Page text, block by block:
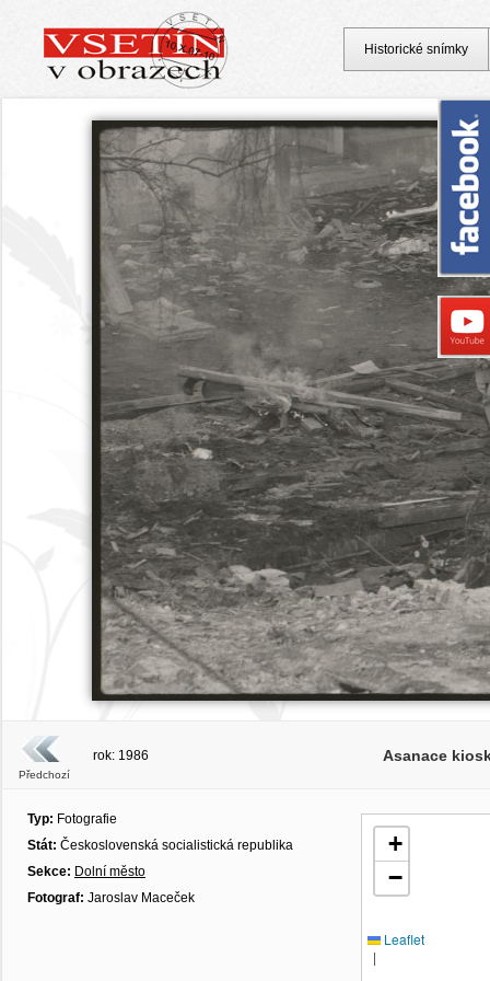
Předchozí
rok: 1986 Asanace
Typ: Fotografie
Stát: Československá socialistická republika
Sekce: Dolní město
Fotograf: Jaroslav Maceček
+
−
Leaflet
|
Historické snímky